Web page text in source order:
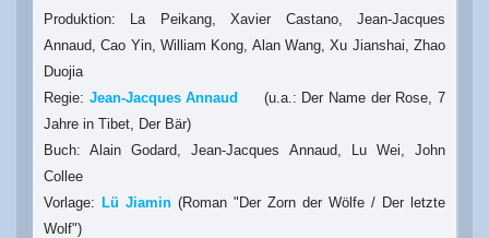
Produktion: La Peikang, Xavier Castano, Jean-Jacques
Annaud, Cao Yin, William Kong, Alan Wang, Xu Jianshai, Zhao
Duojia
Regie: Jean-Jacques Annaud
(u.a.: Der Name der Rose, 7
Jahre in Tibet, Der Bär)
Buch: Alain Godard, Jean-Jacques Annaud, Lu Wei, John
Collee
Vorlage: Lü Jiamin (Roman "Der Zorn der Wölfe / Der letzte
Wolf")